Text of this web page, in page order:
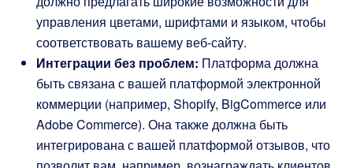
управления цветами, шрифтами и языком, чтобы
соответствовать вашему веб-сайту.
Интеграции без проблем: Платформа должна
быть связана с вашей платформой электронной
коммерции (например, Shopify, BigCommerce или
Adobe Commerce). Она также должна быть
интегрирована с вашей платформой отзывов, что